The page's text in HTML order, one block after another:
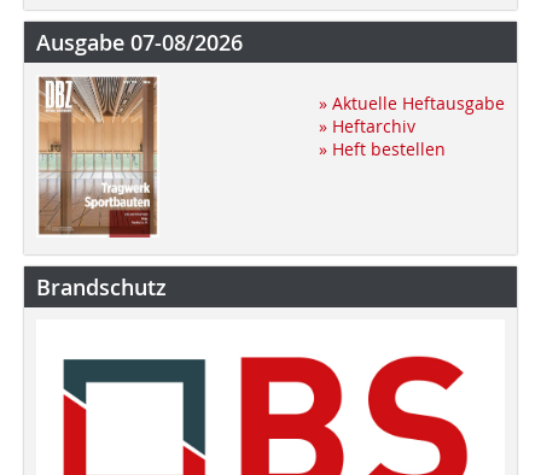
Ausgabe 07-08/2026
» Aktuelle Heftausgabe
» Heftarchiv
» Heft bestellen
Brandschutz